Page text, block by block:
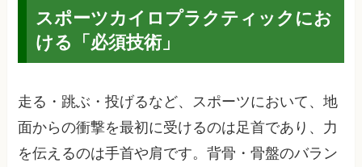
スポーツカイロプラクティックにお
ける「必須技術」
走る・跳ぶ・投げるなど、スポーツにおいて、地
面からの衝撃を最初に受けるのは足首であり、力
を伝えるのは手首や肩です。背骨・骨盤のバラン